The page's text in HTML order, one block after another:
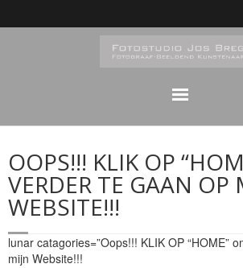
Home
Klassiek
Zwart/Wit Portretfotografie
Portretfotografie
OOPS!!! KLIK OP
VERDER TE GAAN OP
WEBSITE!!!
lunar catagories=”Oops!!! KLIK OP “HOME”
mijn Website!!!